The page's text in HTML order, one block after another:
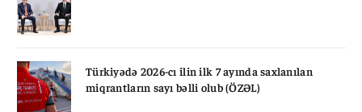
Türkiyədə 2026-cı ilin ilk 7 ayında saxlanılan
miqrantların sayı bəlli olub (ÖZƏL)